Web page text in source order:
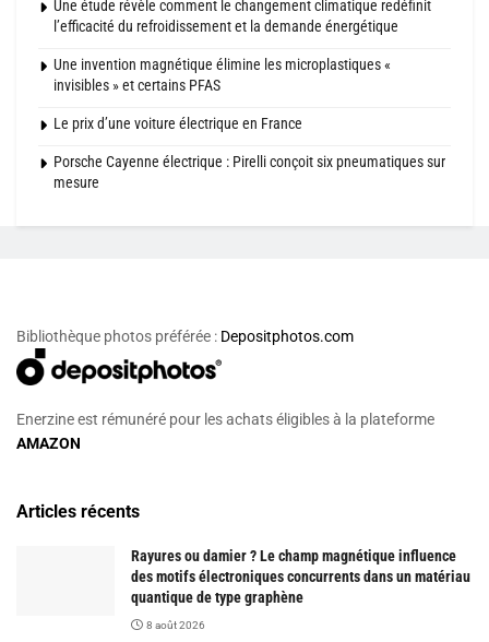
Une étude révèle comment le changement climatique redéfinit
l’efficacité du refroidissement et la demande énergétique
Une invention magnétique élimine les microplastiques «
invisibles » et certains PFAS
Le prix d’une voiture électrique en France
Porsche Cayenne électrique : Pirelli conçoit six pneumatiques sur
mesure
Bibliothèque photos préférée : Depositphotos.com
Enerzine est rémunéré pour les achats éligibles à la plateforme
AMAZON
Articles récents
Rayures ou damier ? Le champ magnétique influence
des motifs électroniques concurrents dans un matériau
quantique de type graphène
8 août 2026